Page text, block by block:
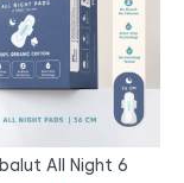
All Night 6